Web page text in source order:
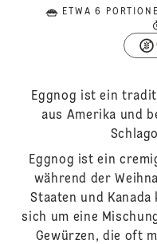
ETWA 6
Eggnog ist ein
aus Amerika und
Eggnog ist ein
während der
Staaten und
sich um eine
Gewürzen, die oft